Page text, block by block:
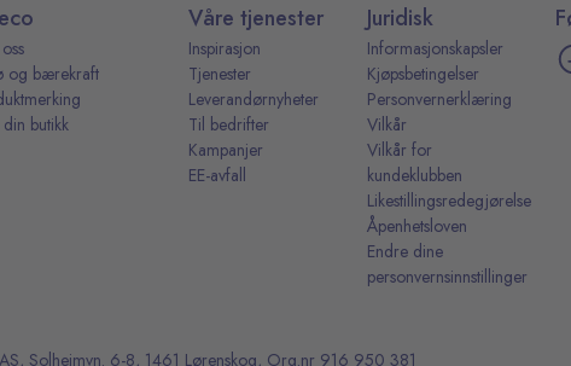
og bærekraft
din butikk
Våre tjenester
Inspirasjon
Tjenester
Leverandørnyheter
Til bedrifter
Kampanjer
EE-avfall
Juridisk
Informasjonskapsler
Kjøpsbetingelser
Personvernerklæring
Vilkår
Vilkår for
kundeklubben
Likestillingsredegjørelse
Åpenhetsloven
Endre dine
personvernsinnstillinger
Solheimvn. 6-8, 1461 Lørenskog, Org.nr 916 950 381